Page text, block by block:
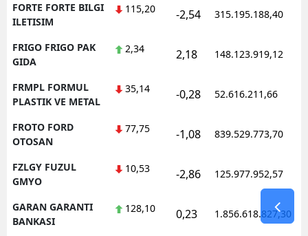
FORTE FORTE BILGI
ILETISIM
115,20 -2,54 315.195.188,40
FRIGO FRIGO PAK
GIDA
2,34 2,18 148.123.919,12
FRMPL FORMUL
PLASTIK VE METAL
35,14 -0,28 52.616.211,66
FROTO FORD
OTOSAN
77,75 -1,08 839.529.773,70
FZLGY FUZUL
GMYO
10,53 -2,86 125.977.952,57
GARAN GARANTI
BANKASI
128,10 0,23 1.856.618.827,30